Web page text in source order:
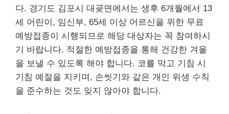
다. 경기도 김포시 대곶면에서는 생후 6개월에서 13
세 어린이, 임신부, 65세 이상 어르신을 위한 무료
예방접종이 시행되므로 해당 대상자는 꼭 참여하시
기 바랍니다. 적절한 예방접종을 통해 건강한 겨울
을 보낼 수 있도록 해야 합니다. 코를 막고 기침 시
기침 예절을 지키며, 손씻기와 같은 개인 위생 수칙
을 준수하는 것도 잊지 않아야 합니다.